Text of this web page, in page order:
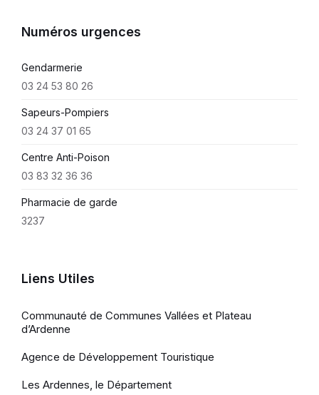
Numéros urgences
Gendarmerie
03 24 53 80 26
Sapeurs-Pompiers
03 24 37 01 65
Centre Anti-Poison
03 83 32 36 36
Pharmacie de garde
3237
Liens Utiles
Communauté de Communes Vallées et Plateau
d’Ardenne
Agence de Développement Touristique
Les Ardennes, le Département